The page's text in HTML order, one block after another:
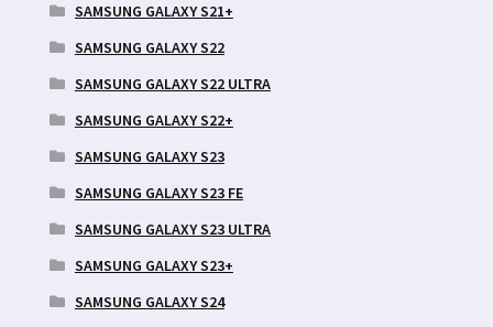
SAMSUNG GALAXY S21+
SAMSUNG GALAXY S22
SAMSUNG GALAXY S22 ULTRA
SAMSUNG GALAXY S22+
SAMSUNG GALAXY S23
SAMSUNG GALAXY S23 FE
SAMSUNG GALAXY S23 ULTRA
SAMSUNG GALAXY S23+
SAMSUNG GALAXY S24